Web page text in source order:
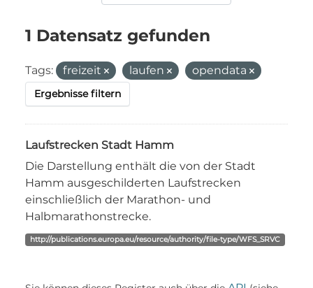
1 Datensatz gefunden
Tags: freizeit laufen opendata
Ergebnisse filtern
Laufstrecken Stadt Hamm
Die Darstellung enthält die von der Stadt
Hamm ausgeschilderten Laufstrecken
einschließlich der Marathon- und
Halbmarathonstrecke.
http://publications.europa.eu/resource/authority/file-type/WFS_SRVC